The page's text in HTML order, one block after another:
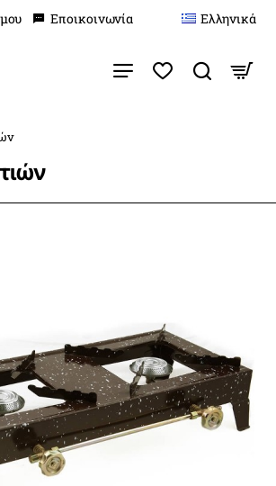
Εποικοινωνία Ελληνικά